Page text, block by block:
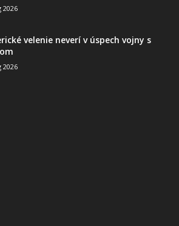
2026
velenie neverí v úspech vojny s
2026